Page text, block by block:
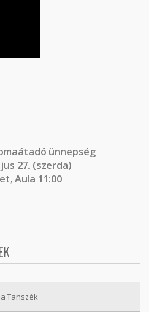
ünnepség
27. (szerda)
Aula 11:00
Tanszék